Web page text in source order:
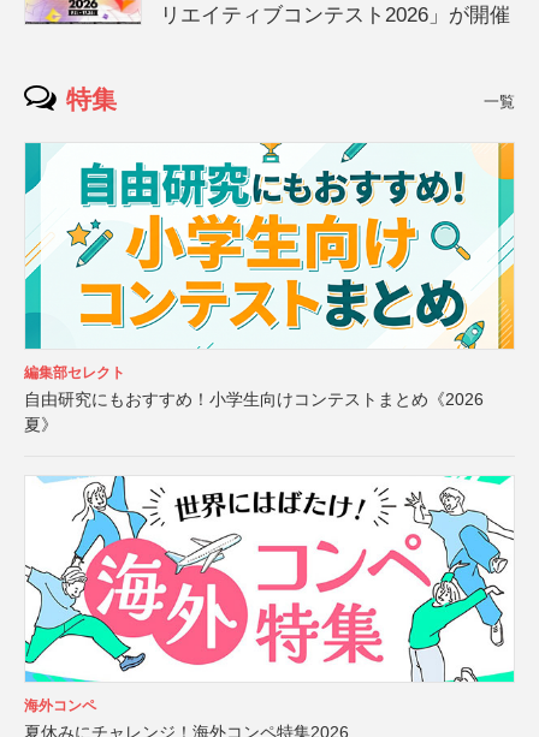
リエイティブコンテスト2026」が開催
特集 一覧
編集部セレクト
自由研究にもおすすめ！小学生向けコンテストまとめ《2026
夏》
海外コンペ
夏休みにチャレンジ！海外コンペ特集2026